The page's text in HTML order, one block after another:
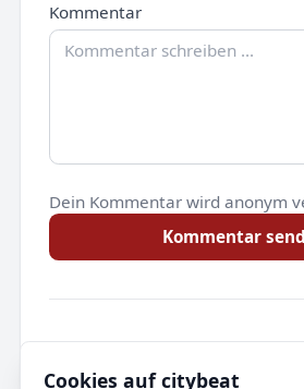
Kommentar
Dein Kommentar wird anonym
Kommentar
Noch keine Kommentare.
Cookies auf citybeat